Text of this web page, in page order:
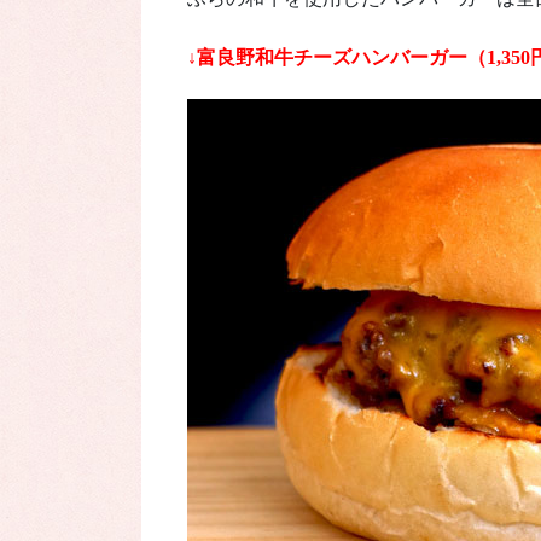
↓富良野和牛チーズハンバーガー（1,350